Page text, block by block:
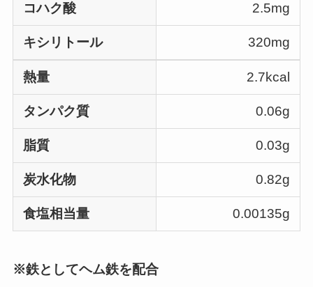
コハク酸 2.5mg
キシリトール 320mg
熱量 2.7kcal
タンパク質 0.06g
脂質 0.03g
炭水化物 0.82g
食塩相当量 0.00135g
※鉄としてヘム鉄を配合